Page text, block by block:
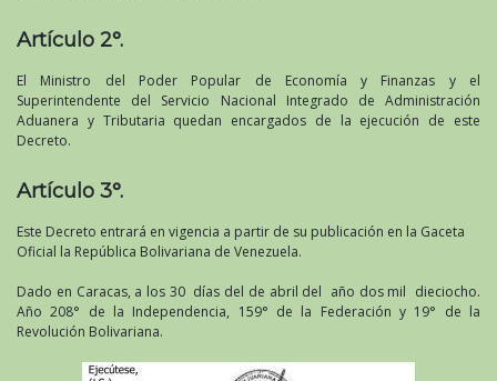
Artículo 2°.
El Ministro del Poder Popular de Economía y Finanzas y el
Superintendente del Servicio Nacional Integrado de Administración
Aduanera y Tributaria quedan encargados de la ejecución de este
Decreto.
Artículo 3°.
Este Decreto entrará en vigencia a partir de su publicación en la Gaceta
Oficial la República Bolivariana de Venezuela.
Dado en Caracas, a los 30 días del de abril del año dos mil dieciocho.
Año 208° de la Independencia, 159° de la Federación y 19° de la
Revolución Bolivariana.